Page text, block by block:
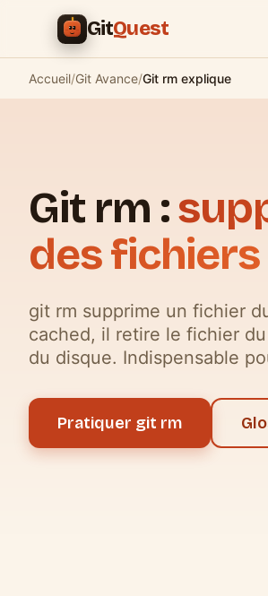
Aller au contenu principal
GitQuest
Accueil/Git Avance/Git rm explique
Git rm :
des
git rm supprime un fichier
cached, il retire le fichier
du disque. Indispensable
Pratiquer git rm